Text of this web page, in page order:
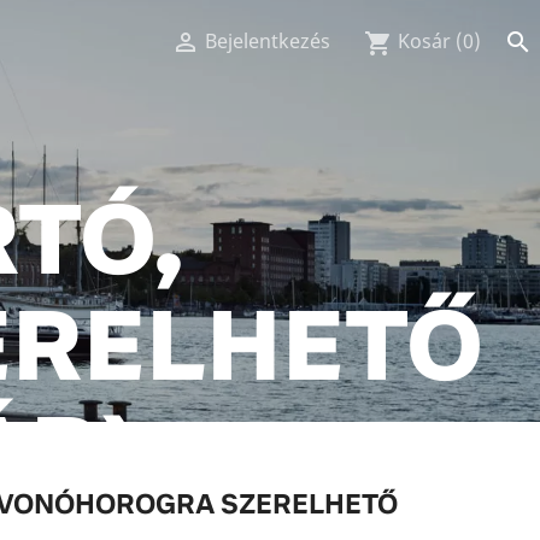
 Bejelentkezés shopping_cart Kosár (0) 
SZERELHETŐ